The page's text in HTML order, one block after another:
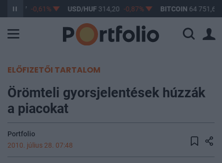
363,17 -0,61% USD/HUF314,20 -0,87% BITCOIN64 751,67
ELŐFIZETŐI TARTALOM
Örömteli gyorsjelentések húzzák
a piacokat
Portfolio
2010. július 28. 07:48